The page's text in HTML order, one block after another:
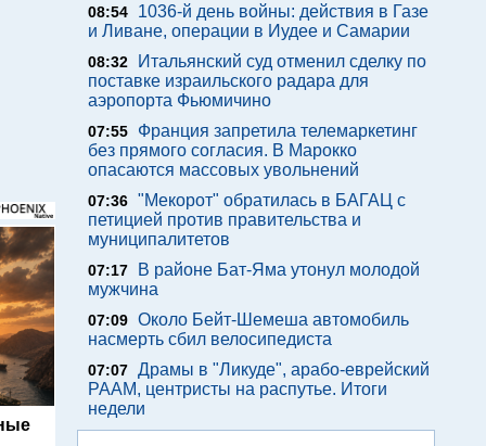
08:54
1036-й день войны: действия в Газе
и Ливане, операции в Иудее и Самарии
08:32
Итальянский суд отменил сделку по
поставке израильского радара для
аэропорта Фьюмичино
07:55
Франция запретила телемаркетинг
без прямого согласия. В Марокко
опасаются массовых увольнений
07:36 "Мекорот" обратилась в БАГАЦ с
петицией против правительства и
муниципалитетов
07:17
В районе Бат-Яма утонул молодой
мужчина
07:09 Около Бейт-Шемеша автомобиль
насмерть сбил велосипедиста
07:07 Драмы в "Ликуде", арабо-еврейский
РААМ, центристы на распутье. Итоги
недели